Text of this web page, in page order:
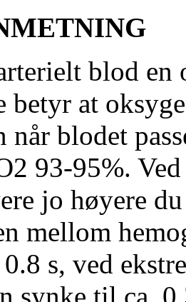
blod en
betyr at
når blodet
93-95%.
jo høyere
mellom
s, ved